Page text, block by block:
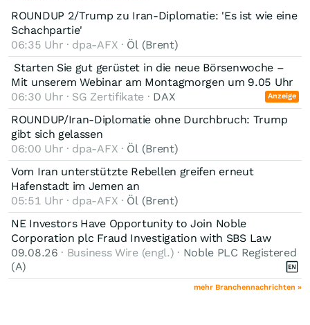
ROUNDUP 2/Trump zu Iran-Diplomatie: 'Es ist wie eine
Schachpartie'
06:35 Uhr · dpa-AFX · Öl (Brent)
️ Starten Sie gut gerüstet in die neue Börsenwoche –
Mit unserem Webinar am Montagmorgen um 9.05 Uhr
06:30 Uhr · SG Zertifikate · DAX Anzeige
ROUNDUP/Iran-Diplomatie ohne Durchbruch: Trump
gibt sich gelassen
06:00 Uhr · dpa-AFX · Öl (Brent)
Vom Iran unterstützte Rebellen greifen erneut
Hafenstadt im Jemen an
05:51 Uhr · dpa-AFX · Öl (Brent)
NE Investors Have Opportunity to Join Noble
Corporation plc Fraud Investigation with SBS Law
09.08.26 · Business Wire (engl.) · Noble PLC Registered
(A)
mehr Branchennachrichten »